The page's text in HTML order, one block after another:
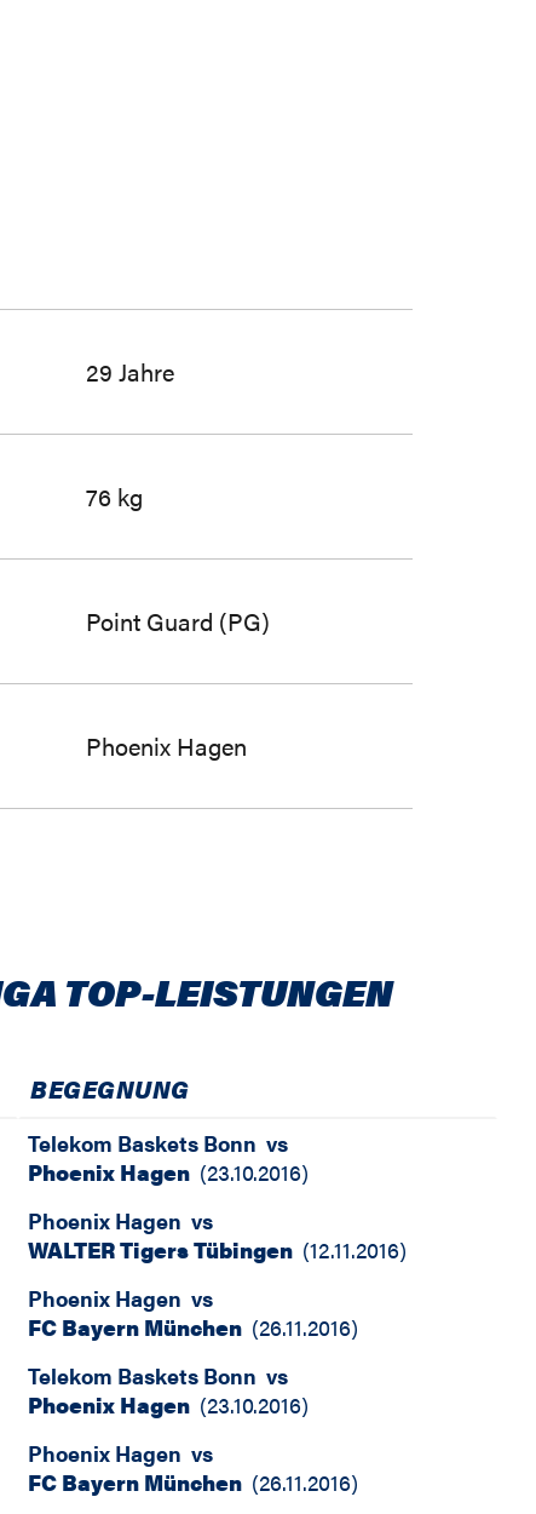
29 Jahre
76 kg
Point Guard (PG)
Phoenix Hagen
TOP-LEISTUNGEN
BEGEGNUNG
Telekom Baskets Bonn vs
Phoenix Hagen (23.10.2016)
Phoenix Hagen vs
WALTER Tigers Tübingen (12.11.2016)
Phoenix Hagen vs
FC Bayern München (26.11.2016)
Telekom Baskets Bonn vs
Phoenix Hagen (23.10.2016)
Phoenix Hagen vs
FC Bayern München (26.11.2016)